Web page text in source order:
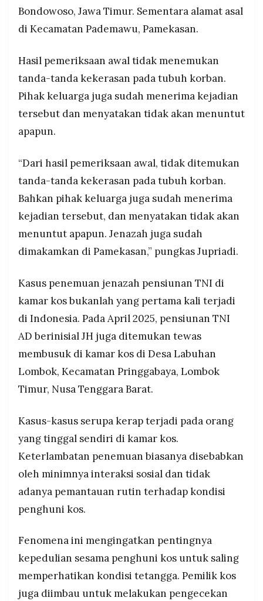
Bondowoso, Jawa Timur. Sementara alamat asal
di Kecamatan Pademawu, Pamekasan.
Hasil pemeriksaan awal tidak menemukan
tanda-tanda kekerasan pada tubuh korban.
Pihak keluarga juga sudah menerima kejadian
tersebut dan menyatakan tidak akan menuntut
apapun.
“Dari hasil pemeriksaan awal, tidak ditemukan
tanda-tanda kekerasan pada tubuh korban.
Bahkan pihak keluarga juga sudah menerima
kejadian tersebut, dan menyatakan tidak akan
menuntut apapun. Jenazah juga sudah
dimakamkan di Pamekasan,” pungkas Jupriadi.
Kasus penemuan jenazah pensiunan TNI di
kamar kos bukanlah yang pertama kali terjadi
di Indonesia. Pada April 2025, pensiunan TNI
AD berinisial JH juga ditemukan tewas
membusuk di kamar kos di Desa Labuhan
Lombok, Kecamatan Pringgabaya, Lombok
Timur, Nusa Tenggara Barat.
Kasus-kasus serupa kerap terjadi pada orang
yang tinggal sendiri di kamar kos.
Keterlambatan penemuan biasanya disebabkan
oleh minimnya interaksi sosial dan tidak
adanya pemantauan rutin terhadap kondisi
penghuni kos.
Fenomena ini mengingatkan pentingnya
kepedulian sesama penghuni kos untuk saling
memperhatikan kondisi tetangga. Pemilik kos
juga diimbau untuk melakukan pengecekan